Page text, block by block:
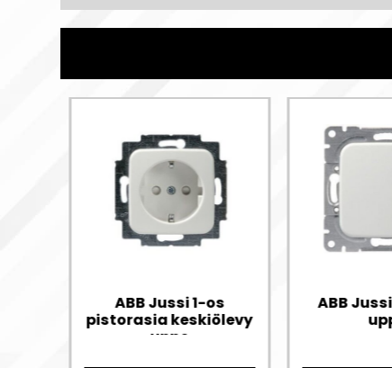
ABB Jussi 1-os
pistorasia keskiölevy
uppo
ABB